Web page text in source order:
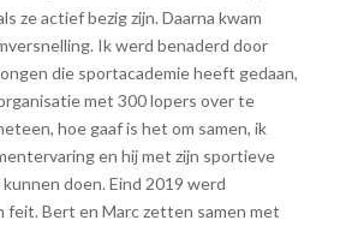
ze actief bezig zijn. Daarna kwam
Ik werd benaderd door
die sportacademie heeft gedaan,
met 300 lopers over te
hoe gaaf is het om samen, ik
en hij met zijn sportieve
doen. Eind 2019 werd
feit. Bert en Marc zetten samen met